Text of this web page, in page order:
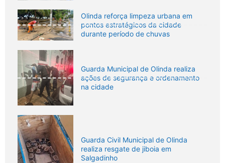
Olinda reforça limpeza urbana em
pontos estratégicos da cidade
durante período de chuvas
Guarda Municipal de Olinda realiza
ações de segurança e ordenamento
na cidade
Guarda Civil Municipal de Olinda
realiza resgate de jiboia em
Salgadinho